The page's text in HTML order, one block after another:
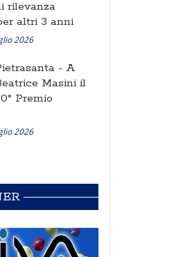
rilevanza
altri 3 anni
2026
- A
Masini il
Premio
2026